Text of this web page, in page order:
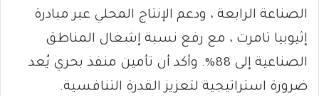
الصناعة الرابعة ، ودعم الإنتاج المحلي عبر مبادرة
إثيوبيا تامرت ، مع رفع نسبة إشغال المناطق
الصناعية إلى 88%. وأكد أن تأمين منفذ بحري يُعد
ضرورة استراتيجية لتعزيز القدرة التنافسية.